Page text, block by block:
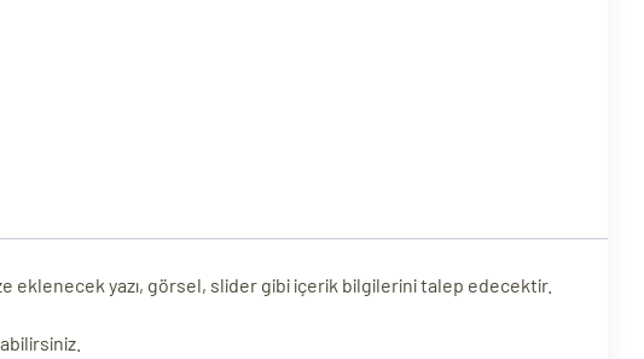
eklenecek yazı, görsel, slider gibi içerik bilgilerini talep edecektir.